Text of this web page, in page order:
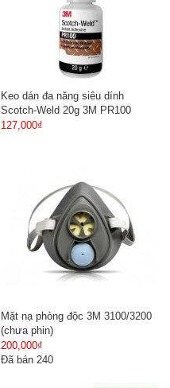
Keo dán đa năng siêu dính
Scotch-Weld 20g 3M PR100
127,000₫
Mặt nạ phòng độc 3M 3100/3200
(chưa phin)
200,000₫
Đã bán 240